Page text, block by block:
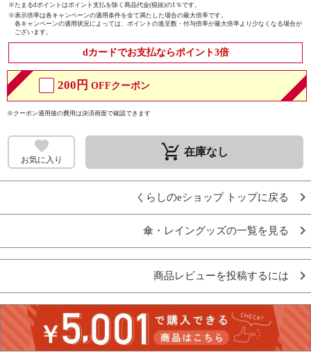
※たまるdポイントはポイント支払を除く商品代金(税抜)の1％です。
※表示倍率は各キャンペーンの適用条件を全て満たした場合の最大倍率です。
各キャンペーンの適用状況によっては、ポイントの進呈数・付与倍率が最大倍率より少なくなる場合が
ございます。
dカードでお支払ならポイント3倍
200円 OFFクーポン
※クーポン適用後の費用は決済画面で確認できます
お気に入り remove_shopping_cart 在庫なし
くらしのeショップ トップに戻る
傘・レイングッズの一覧を見る
商品レビューを投稿するには